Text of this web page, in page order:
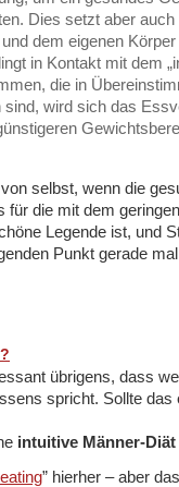
Dies setzt aber auch
dem eigenen
in Kontakt mit dem
die in
wird sich das
selbst, wenn die
für die mit dem geringen
Legende ist, und
Punkt gerade
?
übrigens, dass
spricht. Sollte das
intuitive Männer-Diät
” hierher – aber